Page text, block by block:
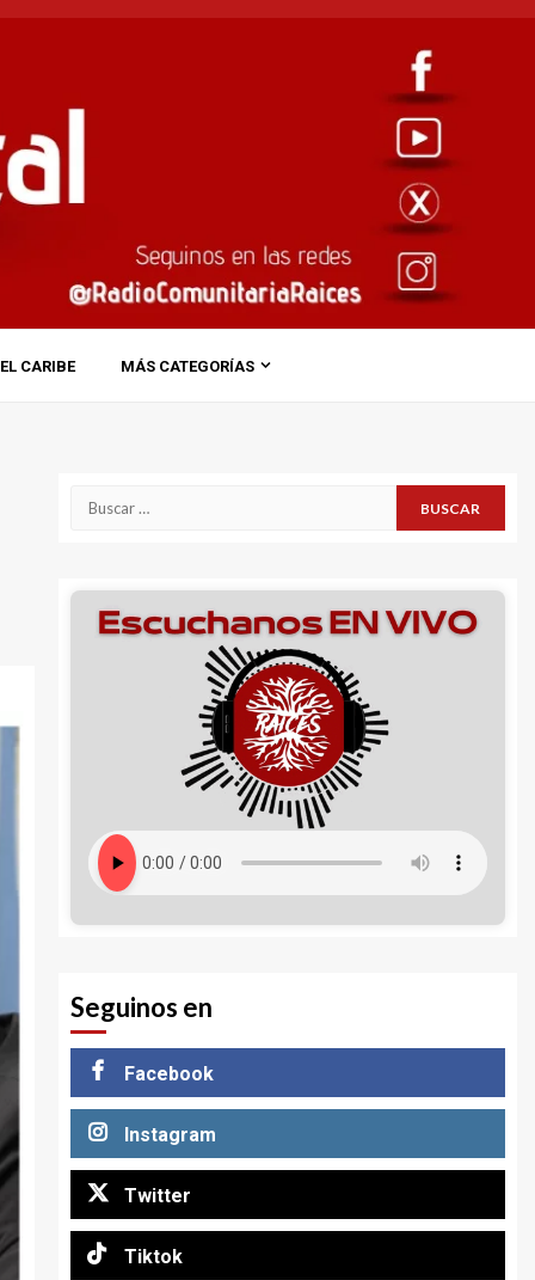
CARIBE MÁS CATEGORÍAS
Buscar:
Seguinos en
Facebook
Instagram
Twitter
Tiktok